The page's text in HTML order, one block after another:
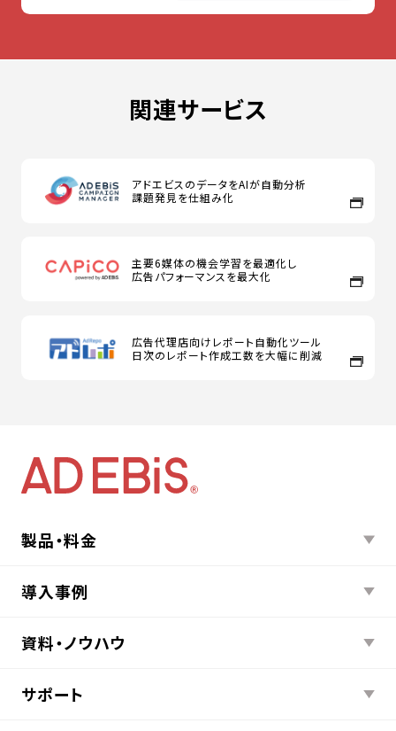
関連サービス
アドエビスのデータをAIが自動分析
課題発見を仕組み化
主要6媒体の機会学習を最適化し
広告パフォーマンスを最大化
広告代理店向けレポート自動化ツール
日次のレポート作成工数を大幅に削減
製品・料金
導入事例
資料・ノウハウ
サポート